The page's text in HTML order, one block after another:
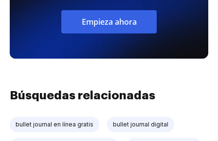
Empieza ahora
Búsquedas relacionadas
bullet journal en línea gratis bullet journal digital